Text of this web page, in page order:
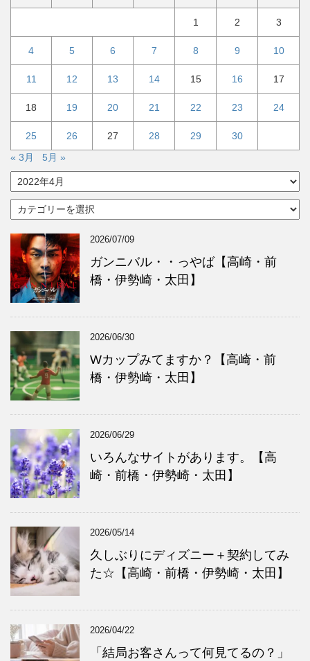
1 2 3
4 5 6 7 8 9 10
11 12 13 14 15 16 17
18 19 20 21 22 23 24
25 26 27 28 29
30
« 3月
5月 »
ア
ー
カ
イ
ブ
カ
テ
ゴ
ー
2026/07/09
ガンニバル・・っやば【高崎・前
橋・伊勢崎・太田】
2026/06/30
Wカップみてますか？【高崎・前
橋・伊勢崎・太田】
2026/06/29
いろんなサイトがあります。【高
崎・前橋・伊勢崎・太田】
2026/05/14
久しぶりにディズニー＋契約してみ
た☆【高崎・前橋・伊勢崎・太田】
2026/04/22
「結局お客さんって何見てるの？」